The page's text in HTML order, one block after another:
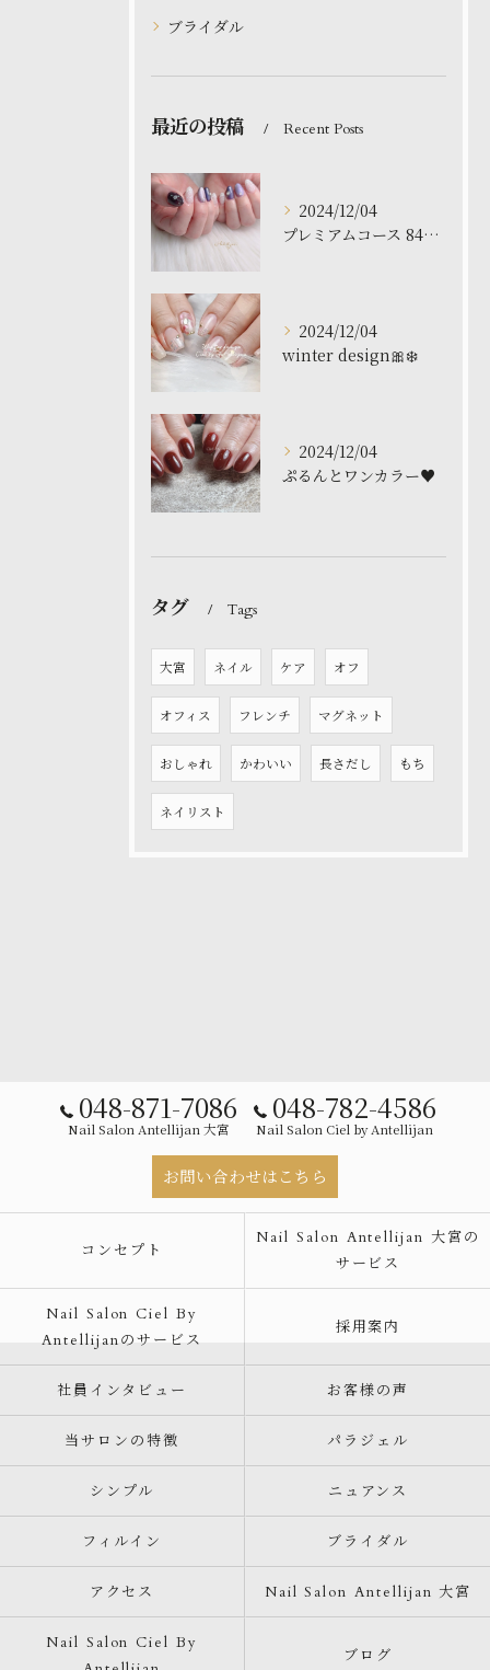
ブライダル
最近の投稿 Recent Posts
2024/12/04
プレミアムコース 8480円
2024/12/04
winter design🎀❄️
2024/12/04
ぷるんとワンカラー♥️
タグ Tags
大宮 ネイル ケア オフ
オフィス フレンチ マグネット
おしゃれ かわいい 長さだし もち
ネイリスト
048-871-7086
Nail Salon Antellijan 大宮
048-782-4586
Nail Salon Ciel by Antellijan
お問い合わせはこちら
コンセプト
Nail Salon Antellijan 大宮の
サービス
Nail Salon Ciel By
Antellijanのサービス
採用案内
社員インタビュー お客様の声
当サロンの特徴 パラジェル
シンプル ニュアンス
フィルイン ブライダル
アクセス Nail Salon Antellijan 大宮
Nail Salon Ciel By
ブログ